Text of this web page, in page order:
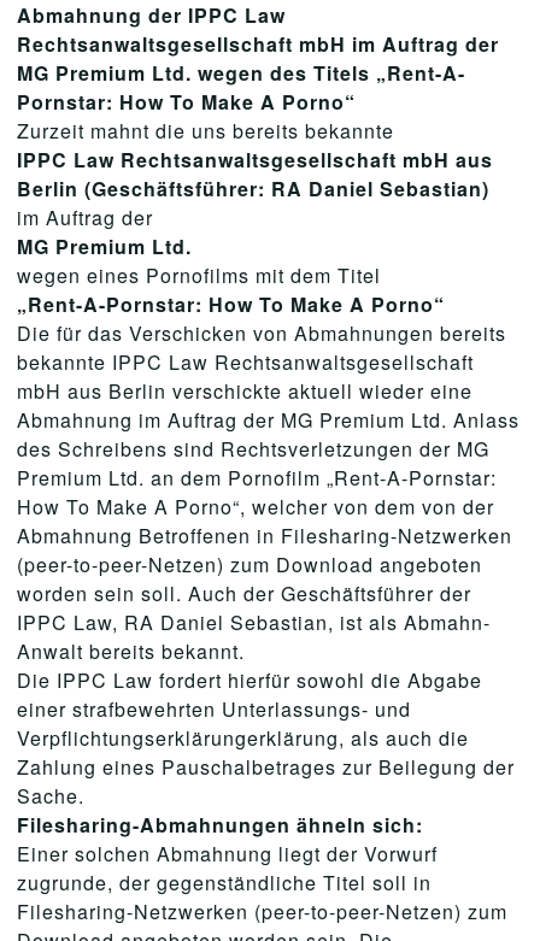
Abmahnung der IPPC Law
Rechtsanwaltsgesellschaft mbH im Auftrag der
MG Premium Ltd. wegen des Titels „Rent-A-
Pornstar: How To Make A Porno“
Zurzeit mahnt die uns bereits bekannte
IPPC Law Rechtsanwaltsgesellschaft mbH aus
Berlin (Geschäftsführer: RA Daniel Sebastian)
im Auftrag der
MG Premium Ltd.
wegen eines Pornofilms mit dem Titel
„Rent-A-Pornstar: How To Make A Porno“
Die für das Verschicken von Abmahnungen bereits
bekannte IPPC Law Rechtsanwaltsgesellschaft
mbH aus Berlin verschickte aktuell wieder eine
Abmahnung im Auftrag der MG Premium Ltd. Anlass
des Schreibens sind Rechtsverletzungen der MG
Premium Ltd. an dem Pornofilm „Rent-A-Pornstar:
How To Make A Porno“, welcher von dem von der
Abmahnung Betroffenen in Filesharing-Netzwerken
(peer-to-peer-Netzen) zum Download angeboten
worden sein soll. Auch der Geschäftsführer der
IPPC Law, RA Daniel Sebastian, ist als Abmahn-
Anwalt bereits bekannt.
Die IPPC Law fordert hierfür sowohl die Abgabe
einer strafbewehrten Unterlassungs- und
Verpflichtungserklärungerklärung, als auch die
Zahlung eines Pauschalbetrages zur Beilegung der
Sache.
Filesharing-Abmahnungen ähneln sich:
Einer solchen Abmahnung liegt der Vorwurf
zugrunde, der gegenständliche Titel soll in
Filesharing-Netzwerken (peer-to-peer-Netzen) zum